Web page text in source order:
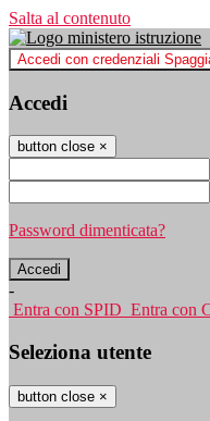
Salta al contenuto
Accedi con credenziali
Accedi
button close ×
Password dimenticata?
-
Entra con SPID Entra con
Seleziona utente
button close ×